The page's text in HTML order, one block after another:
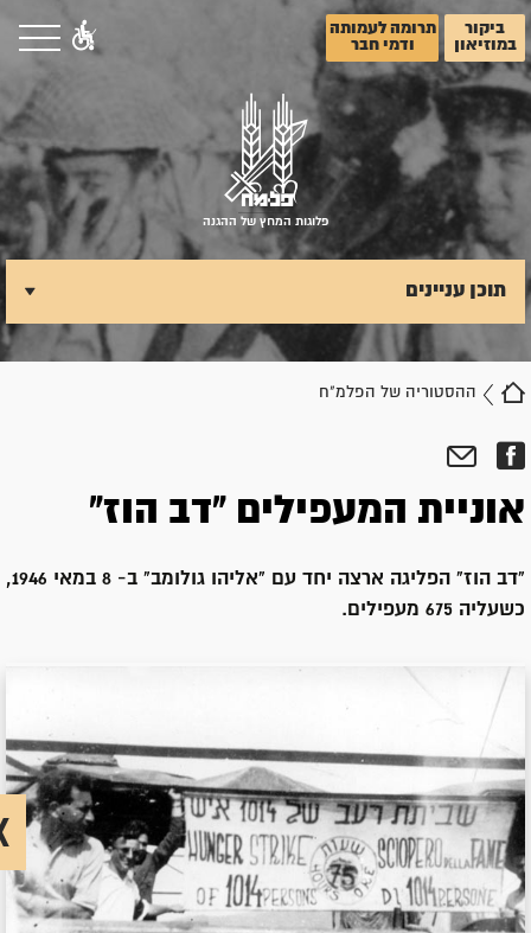
ביקור
במוזיאון
תרומה לעמותה
ודמי חבר
פלוגות המחץ של ההגנה
ההסטוריה של הפלמ"ח
תוכן עניינים
אוניית המעפילים "דב הוז"
"דב הוז" הפליגה ארצה יחד עם "אליהו גולומב" ב- 8 במאי 1946,
כשעליה 675 מעפילים.